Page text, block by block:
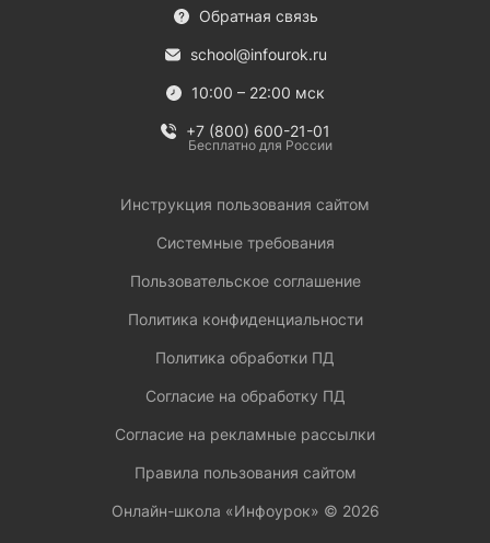
Обратная связь
school@infourok.ru
10:00 – 22:00 мск
+7 (800) 600-21-01
Бесплатно для России
Инструкция пользования сайтом
Системные требования
Пользовательское соглашение
Политика конфиденциальности
Политика обработки ПД
Согласие на обработку ПД
Согласие на рекламные рассылки
Правила пользования сайтом
Онлайн-школа «Инфоурок» © 2026